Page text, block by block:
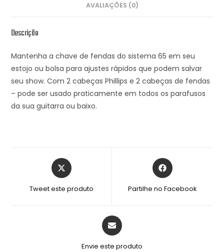
AVALIAÇÕES (0)
Descrição
Mantenha a chave de fendas do sistema 65 em seu
estojo ou bolsa para ajustes rápidos que podem salvar
seu show. Com 2 cabeças Phillips e 2 cabeças de fendas
– pode ser usado praticamente em todos os parafusos
da sua guitarra ou baixo.
Tweet este produto Partilhe no Facebook
Envie este produto